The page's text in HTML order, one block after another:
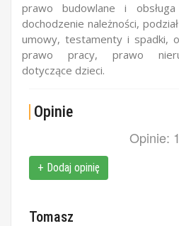
prawo budowlane i
dochodzenie należności,
umowy, testamenty i spadki,
prawo pracy, prawo
dotyczące dzieci.
Opinie
Opinie: 1
+ Dodaj opinię
Tomasz